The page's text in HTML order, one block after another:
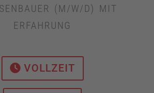
(M/W/D) MIT E
RFAHRUNG
VOLLZEIT